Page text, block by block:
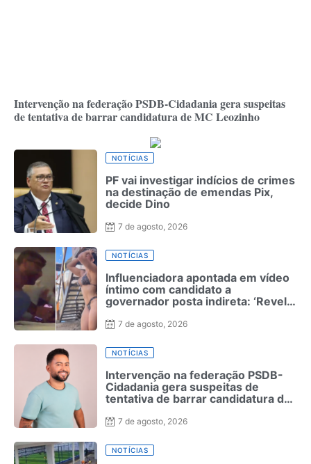
Intervenção na federação PSDB-Cidadania gera suspeitas
de tentativa de barrar candidatura de MC Leozinho
NOTÍCIAS
PF vai investigar indícios de crimes
na destinação de emendas Pix,
decide Dino
7 de agosto, 2026
NOTÍCIAS
Influenciadora apontada em vídeo
íntimo com candidato a
governador posta indireta: ‘Revela
7 de agosto, 2026
NOTÍCIAS
Intervenção na federação PSDB-
Cidadania gera suspeitas de
tentativa de barrar candidatura de
7 de agosto, 2026
NOTÍCIAS